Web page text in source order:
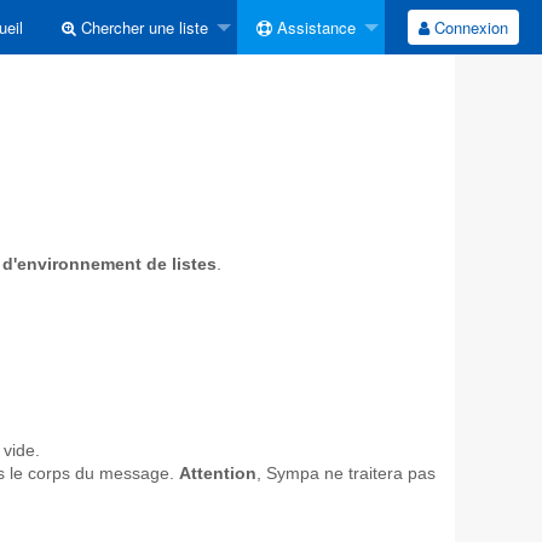
Chercher une liste Assistance Connexion
de listes
le corps du message. Attention, Sympa ne traitera pas